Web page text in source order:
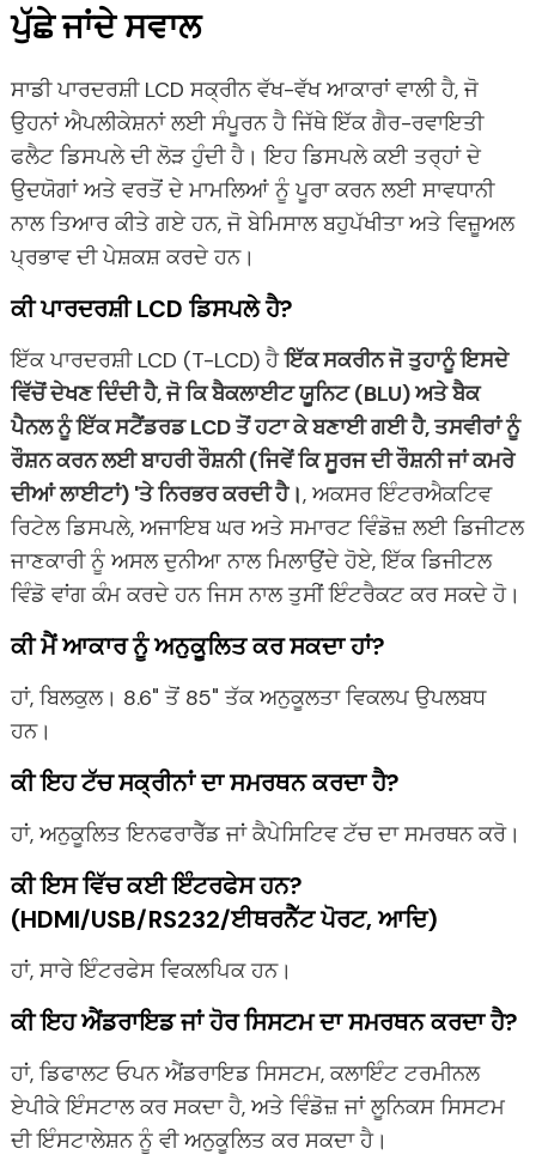
ਪੁੱਛੇ ਜਾਂਦੇ ਸਵਾਲ
ਸਾਡੀ ਪਾਰਦਰਸ਼ੀ LCD ਸਕ੍ਰੀਨ ਵੱਖ-ਵੱਖ ਆਕਾਰਾਂ ਵਾਲੀ ਹੈ, ਜੋ
ਉਹਨਾਂ ਐਪਲੀਕੇਸ਼ਨਾਂ ਲਈ ਸੰਪੂਰਨ ਹੈ ਜਿੱਥੇ ਇੱਕ ਗੈਰ-ਰਵਾਇਤੀ
ਫਲੈਟ ਡਿਸਪਲੇ ਦੀ ਲੋੜ ਹੁੰਦੀ ਹੈ। ਇਹ ਡਿਸਪਲੇ ਕਈ ਤਰ੍ਹਾਂ ਦੇ
ਉਦਯੋਗਾਂ ਅਤੇ ਵਰਤੋਂ ਦੇ ਮਾਮਲਿਆਂ ਨੂੰ ਪੂਰਾ ਕਰਨ ਲਈ ਸਾਵਧਾਨੀ
ਨਾਲ ਤਿਆਰ ਕੀਤੇ ਗਏ ਹਨ, ਜੋ ਬੇਮਿਸਾਲ ਬਹੁਪੱਖੀਤਾ ਅਤੇ ਵਿਜ਼ੂਅਲ
ਪ੍ਰਭਾਵ ਦੀ ਪੇਸ਼ਕਸ਼ ਕਰਦੇ ਹਨ।
ਕੀ ਪਾਰਦਰਸ਼ੀ LCD ਡਿਸਪਲੇ ਹੈ?
ਇੱਕ ਪਾਰਦਰਸ਼ੀ LCD (T-LCD) ਹੈਇੱਕ ਸਕਰੀਨ ਜੋ ਤੁਹਾਨੂੰ ਇਸਦੇ
ਵਿੱਚੋਂ ਦੇਖਣ ਦਿੰਦੀ ਹੈ, ਜੋ ਕਿ ਬੈਕਲਾਈਟ ਯੂਨਿਟ (BLU) ਅਤੇ ਬੈਕ
ਪੈਨਲ ਨੂੰ ਇੱਕ ਸਟੈਂਡਰਡ LCD ਤੋਂ ਹਟਾ ਕੇ ਬਣਾਈ ਗਈ ਹੈ, ਤਸਵੀਰਾਂ ਨੂੰ
ਰੌਸ਼ਨ ਕਰਨ ਲਈ ਬਾਹਰੀ ਰੌਸ਼ਨੀ (ਜਿਵੇਂ ਕਿ ਸੂਰਜ ਦੀ ਰੌਸ਼ਨੀ ਜਾਂ ਕਮਰੇ
ਦੀਆਂ ਲਾਈਟਾਂ) 'ਤੇ ਨਿਰਭਰ ਕਰਦੀ ਹੈ।, ਅਕਸਰ ਇੰਟਰਐਕਟਿਵ
ਰਿਟੇਲ ਡਿਸਪਲੇ, ਅਜਾਇਬ ਘਰ ਅਤੇ ਸਮਾਰਟ ਵਿੰਡੋਜ਼ ਲਈ ਡਿਜੀਟਲ
ਜਾਣਕਾਰੀ ਨੂੰ ਅਸਲ ਦੁਨੀਆ ਨਾਲ ਮਿਲਾਉਂਦੇ ਹੋਏ, ਇੱਕ ਡਿਜੀਟਲ
ਵਿੰਡੋ ਵਾਂਗ ਕੰਮ ਕਰਦੇ ਹਨ ਜਿਸ ਨਾਲ ਤੁਸੀਂ ਇੰਟਰੈਕਟ ਕਰ ਸਕਦੇ ਹੋ।
ਕੀ ਮੈਂ ਆਕਾਰ ਨੂੰ ਅਨੁਕੂਲਿਤ ਕਰ ਸਕਦਾ ਹਾਂ?
ਹਾਂ, ਬਿਲਕੁਲ। 8.6" ਤੋਂ 85" ਤੱਕ ਅਨੁਕੂਲਤਾ ਵਿਕਲਪ ਉਪਲਬਧ
ਹਨ।
ਕੀ ਇਹ ਟੱਚ ਸਕ੍ਰੀਨਾਂ ਦਾ ਸਮਰਥਨ ਕਰਦਾ ਹੈ?
ਹਾਂ, ਅਨੁਕੂਲਿਤ ਇਨਫਰਾਰੈੱਡ ਜਾਂ ਕੈਪੇਸਿਟਿਵ ਟੱਚ ਦਾ ਸਮਰਥਨ ਕਰੋ।
ਕੀ ਇਸ ਵਿੱਚ ਕਈ ਇੰਟਰਫੇਸ ਹਨ?
(HDMI/USB/RS232/ਈਥਰਨੈੱਟ ਪੋਰਟ, ਆਦਿ)
ਹਾਂ, ਸਾਰੇ ਇੰਟਰਫੇਸ ਵਿਕਲਪਿਕ ਹਨ।
ਕੀ ਇਹ ਐਂਡਰਾਇਡ ਜਾਂ ਹੋਰ ਸਿਸਟਮ ਦਾ ਸਮਰਥਨ ਕਰਦਾ ਹੈ?
ਹਾਂ, ਡਿਫਾਲਟ ਓਪਨ ਐਂਡਰਾਇਡ ਸਿਸਟਮ, ਕਲਾਇੰਟ ਟਰਮੀਨਲ
ਏਪੀਕੇ ਇੰਸਟਾਲ ਕਰ ਸਕਦਾ ਹੈ, ਅਤੇ ਵਿੰਡੋਜ਼ ਜਾਂ ਲੂਨਿਕਸ ਸਿਸਟਮ
ਦੀ ਇੰਸਟਾਲੇਸ਼ਨ ਨੂੰ ਵੀ ਅਨੁਕੂਲਿਤ ਕਰ ਸਕਦਾ ਹੈ।